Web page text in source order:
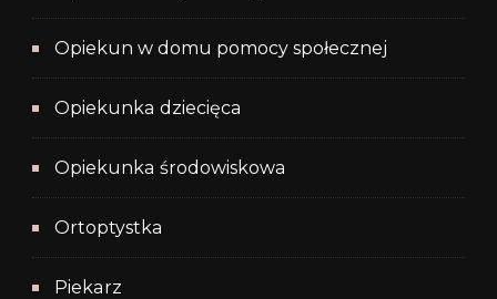
Opiekun w domu pomocy społecznej
Opiekunka dziecięca
Opiekunka środowiskowa
Ortoptystka
Piekarz